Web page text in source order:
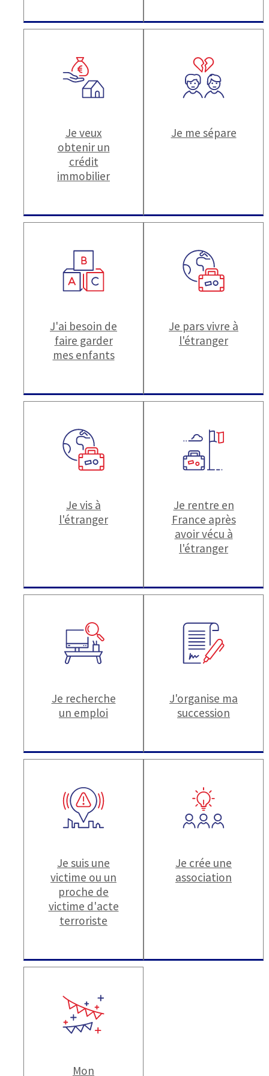
Je veux
obtenir un
crédit
immobilier
Je me sépare
J'ai besoin de
faire garder
mes enfants
Je pars vivre à
l'étranger
Je vis à
l'étranger
Je rentre en
France après
avoir vécu à
l'étranger
Je recherche
un emploi
J'organise ma
succession
Je suis une
victime ou un
proche de
victime d'acte
terroriste
Je crée une
association
Mon